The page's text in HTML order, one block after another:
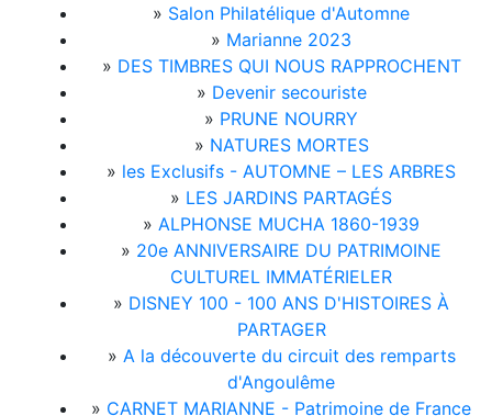
» Salon Philatélique d'Automne
» Marianne 2023
» DES TIMBRES QUI NOUS RAPPROCHENT
» Devenir secouriste
» PRUNE NOURRY
» NATURES MORTES
» les Exclusifs - AUTOMNE – LES ARBRES
» LES JARDINS PARTAGÉS
» ALPHONSE MUCHA 1860-1939
» 20e ANNIVERSAIRE DU PATRIMOINE
CULTUREL IMMATÉRIELER
» DISNEY 100 - 100 ANS D'HISTOIRES À
PARTAGER
» A la découverte du circuit des remparts
d'Angoulême
» CARNET MARIANNE - Patrimoine de France